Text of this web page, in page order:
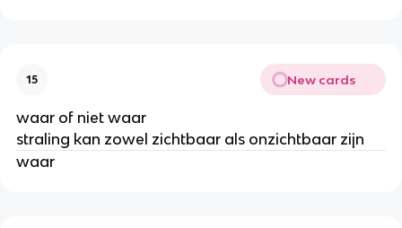
15 New cards
waar of niet waar
straling kan zowel zichtbaar als onzichtbaar zijn
waar